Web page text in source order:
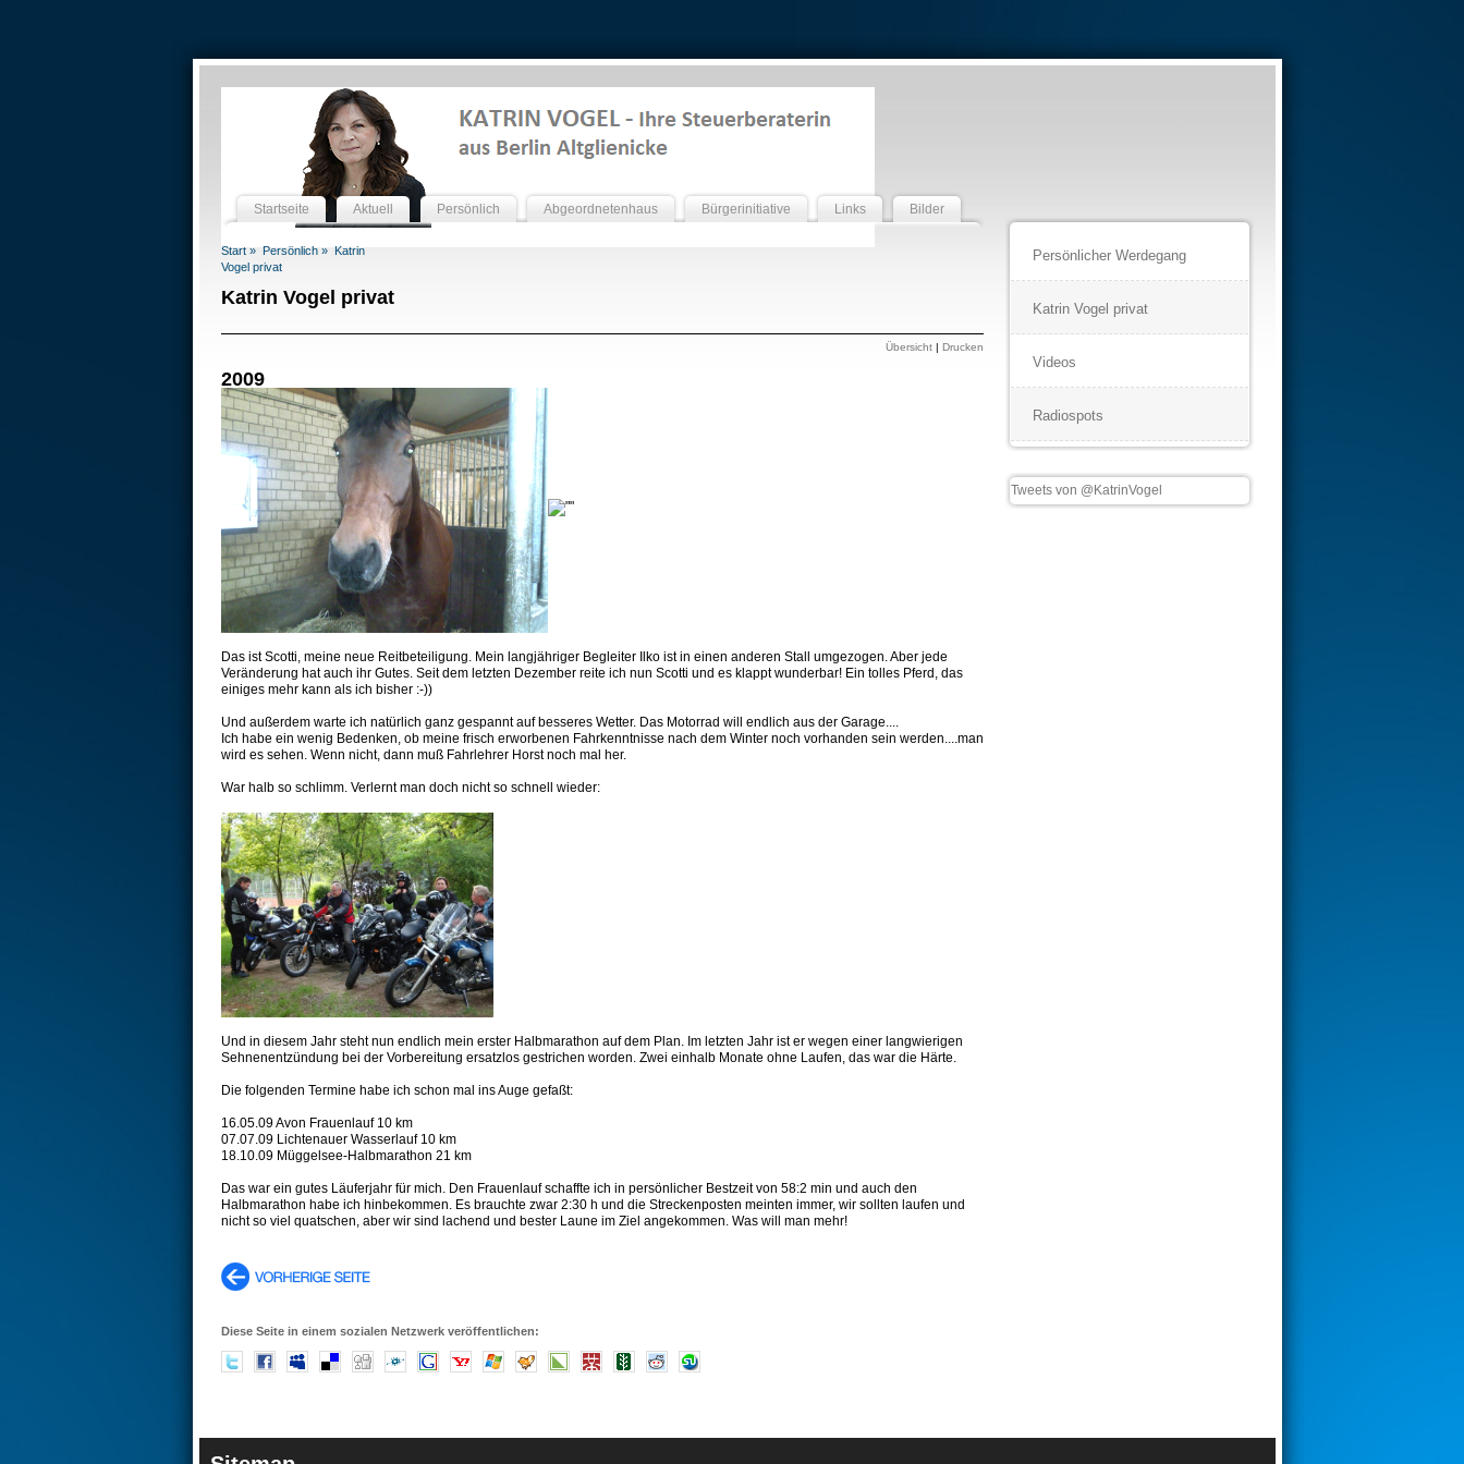
Startseite Aktuell Persönlich Abgeordnetenhaus Bürgerinitiative Links Bilder
Start » Persönlich » Katrin
Vogel privat
Katrin Vogel privat
Übersicht | Drucken
2009
Das ist Scotti, meine neue Reitbeteiligung. Mein langjähriger Begleiter Ilko ist in einen anderen Stall umgezogen. Aber jede
Veränderung hat auch ihr Gutes. Seit dem letzten Dezember reite ich nun Scotti und es klappt wunderbar! Ein tolles Pferd, das
einiges mehr kann als ich bisher :-))
Und außerdem warte ich natürlich ganz gespannt auf besseres Wetter. Das Motorrad will endlich aus der Garage....
Ich habe ein wenig Bedenken, ob meine frisch erworbenen Fahrkenntnisse nach dem Winter noch vorhanden sein werden....man
wird es sehen. Wenn nicht, dann muß Fahrlehrer Horst noch mal her.
War halb so schlimm. Verlernt man doch nicht so schnell wieder:
Und in diesem Jahr steht nun endlich mein erster Halbmarathon auf dem Plan. Im letzten Jahr ist er wegen einer langwierigen
Sehnenentzündung bei der Vorbereitung ersatzlos gestrichen worden. Zwei einhalb Monate ohne Laufen, das war die Härte.
Die folgenden Termine habe ich schon mal ins Auge gefaßt:
16.05.09 Avon Frauenlauf 10 km
07.07.09 Lichtenauer Wasserlauf 10 km
18.10.09 Müggelsee-Halbmarathon 21 km
Das war ein gutes Läuferjahr für mich. Den Frauenlauf schaffte ich in persönlicher Bestzeit von 58:2 min und auch den
Halbmarathon habe ich hinbekommen. Es brauchte zwar 2:30 h und die Streckenposten meinten immer, wir sollten laufen und
nicht so viel quatschen, aber wir sind lachend und bester Laune im Ziel angekommen. Was will man mehr!
Diese Seite in einem sozialen Netzwerk veröffentlichen:
Persönlicher Werdegang
Katrin Vogel privat
Videos
Radiospots
Tweets von @KatrinVogel